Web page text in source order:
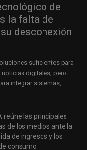
de
la falta de
desconexión
suficientes para
noticias digitales, pero
integrar sistemas,
reúne las principales
de los medios ante la
de ingresos y los
consumo